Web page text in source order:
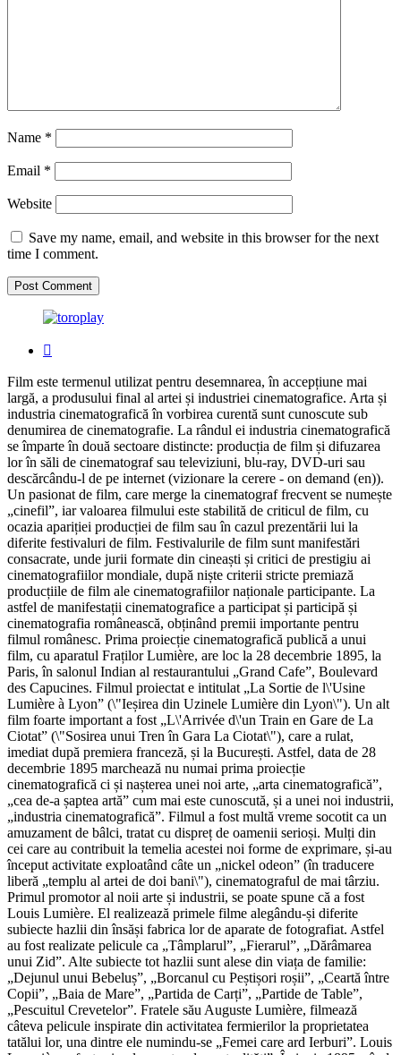
Name *
Email *
Website
Save my name, email, and website in this browser for the next
time I comment.
Film este termenul utilizat pentru desemnarea, în accepțiune mai
largă, a produsului final al artei și industriei cinematografice. Arta și
industria cinematografică în vorbirea curentă sunt cunoscute sub
denumirea de cinematografie. La rândul ei industria cinematografică
se împarte în două sectoare distincte: producția de film și difuzarea
lor în săli de cinematograf sau televiziuni, blu-ray, DVD-uri sau
descărcându-l de pe internet (vizionare la cerere - on demand (en)).
Un pasionat de film, care merge la cinematograf frecvent se numește
„cinefil”, iar valoarea filmului este stabilită de criticul de film, cu
ocazia apariției producției de film sau în cazul prezentării lui la
diferite festivaluri de film. Festivalurile de film sunt manifestări
consacrate, unde jurii formate din cineaști și critici de prestigiu ai
cinematografiilor mondiale, după niște criterii stricte premiază
producțiile de film ale cinematografiilor naționale participante. La
astfel de manifestații cinematografice a participat și participă și
cinematografia românească, obținând premii importante pentru
filmul românesc. Prima proiecție cinematografică publică a unui
film, cu aparatul Fraților Lumière, are loc la 28 decembrie 1895, la
Paris, în salonul Indian al restaurantului „Grand Cafe”, Boulevard
des Capucines. Filmul proiectat e intitulat „La Sortie de l\'Usine
Lumière à Lyon” (\"Ieșirea din Uzinele Lumière din Lyon\"). Un alt
film foarte important a fost „L\'Arrivée d\'un Train en Gare de La
Ciotat” (\"Sosirea unui Tren în Gara La Ciotat\"), care a rulat,
imediat după premiera franceză, și la București. Astfel, data de 28
decembrie 1895 marchează nu numai prima proiecție
cinematografică ci și nașterea unei noi arte, „arta cinematografică”,
„cea de-a șaptea artă” cum mai este cunoscută, și a unei noi industrii,
„industria cinematografică”. Filmul a fost multă vreme socotit ca un
amuzament de bâlci, tratat cu dispreț de oamenii serioși. Mulți din
cei care au contribuit la temelia acestei noi forme de exprimare, și-au
început activitate exploatând câte un „nickel odeon” (în traducere
liberă „templu al artei de doi bani\"), cinematograful de mai târziu.
Primul promotor al noii arte și industrii, se poate spune că a fost
Louis Lumière. El realizează primele filme alegându-și diferite
subiecte hazlii din însăși fabrica lor de aparate de fotografiat. Astfel
au fost realizate pelicule ca „Tâmplarul”, „Fierarul”, „Dărâmarea
unui Zid”. Alte subiecte tot hazlii sunt alese din viața de familie:
„Dejunul unui Bebeluș”, „Borcanul cu Peștișori roșii”, „Ceartă între
Copii”, „Baia de Mare”, „Partida de Carți”, „Partide de Table”,
„Pescuitul Crevetelor”. Fratele său Auguste Lumière, filmează
câteva pelicule inspirate din activitatea fermierilor la proprietatea
tatălui lor, una dintre ele numindu-se „Femei care ard Ierburi”. Louis